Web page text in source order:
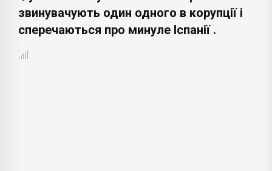
звинувачують один одного в корупції і
сперечаються про минуле Іспанії .